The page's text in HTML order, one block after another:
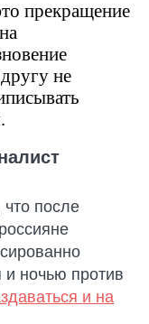
прекращение
не
после
и ночью против
и на